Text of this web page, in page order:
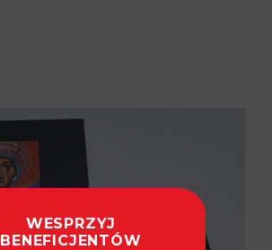
WESPRZYJ
BENEFICJENTÓW